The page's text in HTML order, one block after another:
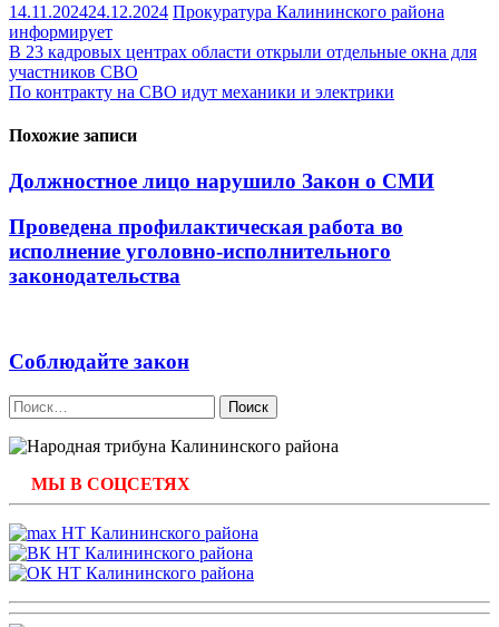
14.11.202424.12.2024 Прокуратура Калининского района
информирует
Навигация
по
В 23 кадровых центрах области открыли отдельные окна для
участников СВО
По контракту на СВО идут механики и электрики
Похожие записи
Должностное лицо нарушило Закон о СМИ
Проведена профилактическая работа во
исполнение уголовно-исполнительного
законодательства
Соблюдайте закон
Найти:
МЫ В СОЦСЕТЯХ